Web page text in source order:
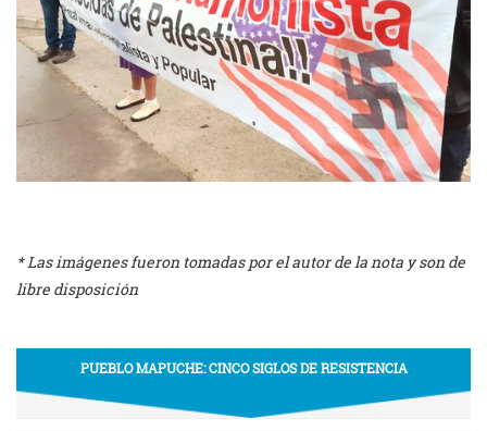
* Las imágenes fueron tomadas por el autor de la nota y son de
libre disposición
PUEBLO MAPUCHE: CINCO SIGLOS DE RESISTENCIA